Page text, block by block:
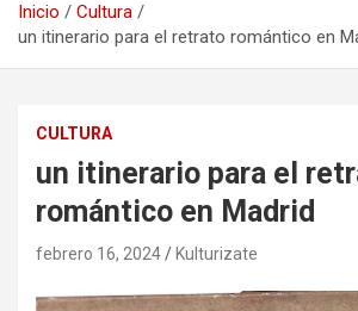
Inicio
Cultura
un itinerario para el retrato romántico en
CULTURA
un itinerario para el
romántico en Madrid
febrero 16, 2024 Kulturizate